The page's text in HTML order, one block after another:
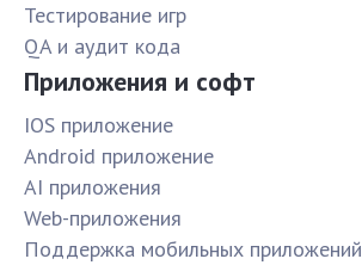
Тестирование игр
QA и аудит кода
Приложения и софт
IOS приложение
Android приложение
AI приложения
Web-приложения
Поддержка мобильных приложений